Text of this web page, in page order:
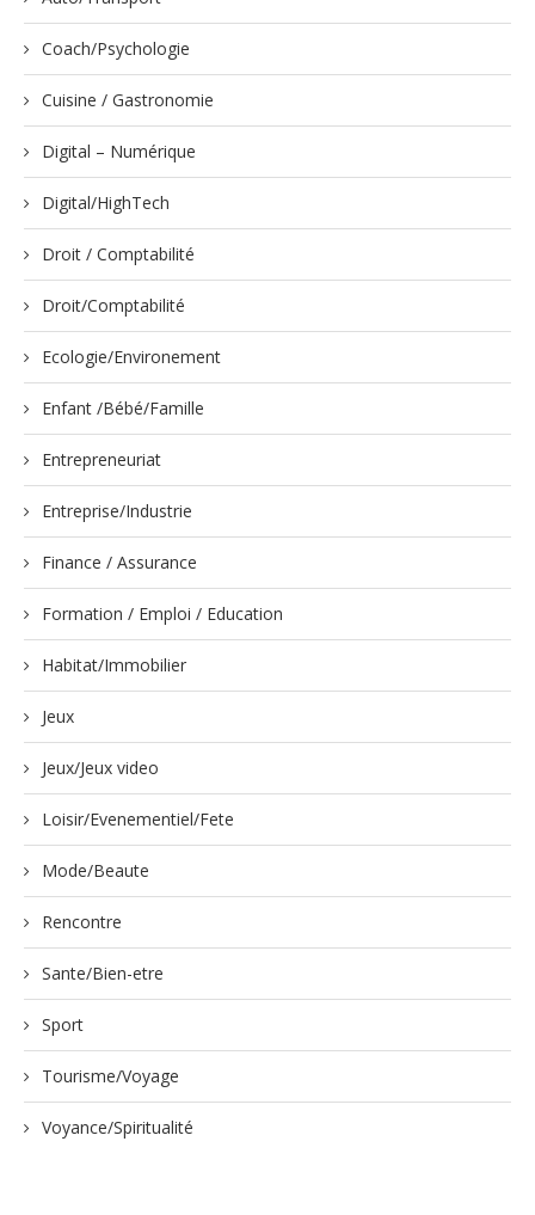
Coach/Psychologie
Cuisine / Gastronomie
Digital – Numérique
Digital/HighTech
Droit / Comptabilité
Droit/Comptabilité
Ecologie/Environement
Enfant /Bébé/Famille
Entrepreneuriat
Entreprise/Industrie
Finance / Assurance
Formation / Emploi / Education
Habitat/Immobilier
Jeux
Jeux/Jeux video
Loisir/Evenementiel/Fete
Mode/Beaute
Rencontre
Sante/Bien-etre
Sport
Tourisme/Voyage
Voyance/Spiritualité